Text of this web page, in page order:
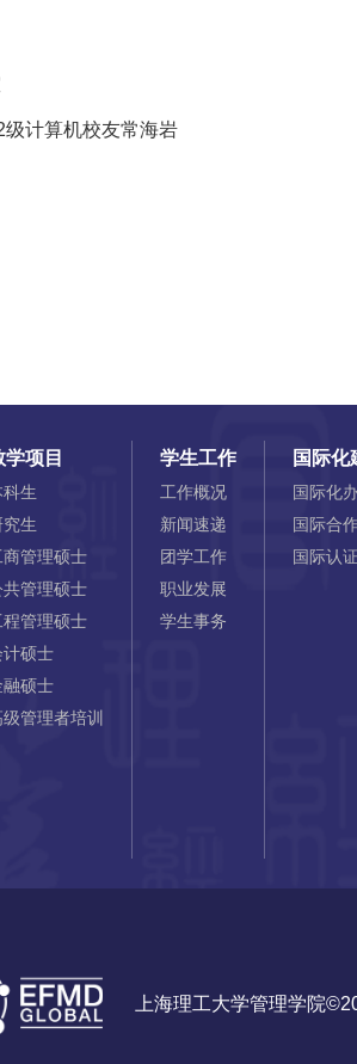
计算机校友常海岩
学项目
科生
究生
商管理硕士
共管理硕士
程管理硕士
计硕士
融硕士
级管理者培训
学生工作
工作概况
新闻速递
团学工作
职业发展
学生事务
国际化
国际化
国际合
国际认
上海理工大学管理学院